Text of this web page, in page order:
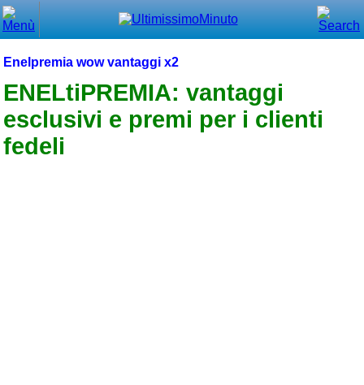
Enelpremia wow vantaggi x2
ENELtiPREMIA: vantaggi
esclusivi e premi per i clienti
fedeli
Menù principale
⌂ Home
🕐 Last Minute
🕐 First Minute